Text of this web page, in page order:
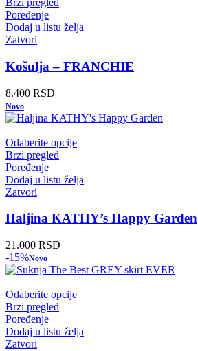
Brzi pregled
Poređenje
Dodaj u listu želja
Zatvori
Košulja – FRANCHIE
8.400 RSD
Novo
Odaberite opcije
Brzi pregled
Poređenje
Dodaj u listu želja
Zatvori
Haljina KATHY’s Happy Garden
21.000 RSD
-15%Novo
Odaberite opcije
Brzi pregled
Poređenje
Dodaj u listu želja
Zatvori